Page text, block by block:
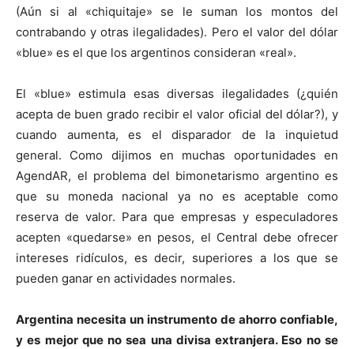
(Aún si al «chiquitaje» se le suman los montos del
contrabando y otras ilegalidades). Pero el valor del dólar
«blue» es el que los argentinos consideran «real».
El «blue» estimula esas diversas ilegalidades (¿quién
acepta de buen grado recibir el valor oficial del dólar?), y
cuando aumenta, es el disparador de la inquietud
general. Como dijimos en muchas oportunidades en
AgendAR, el problema del bimonetarismo argentino es
que su moneda nacional ya no es aceptable como
reserva de valor. Para que empresas y especuladores
acepten «quedarse» en pesos, el Central debe ofrecer
intereses ridículos, es decir, superiores a los que se
pueden ganar en actividades normales.
Argentina necesita un instrumento de ahorro confiable,
y es mejor que no sea una divisa extranjera. Eso no se